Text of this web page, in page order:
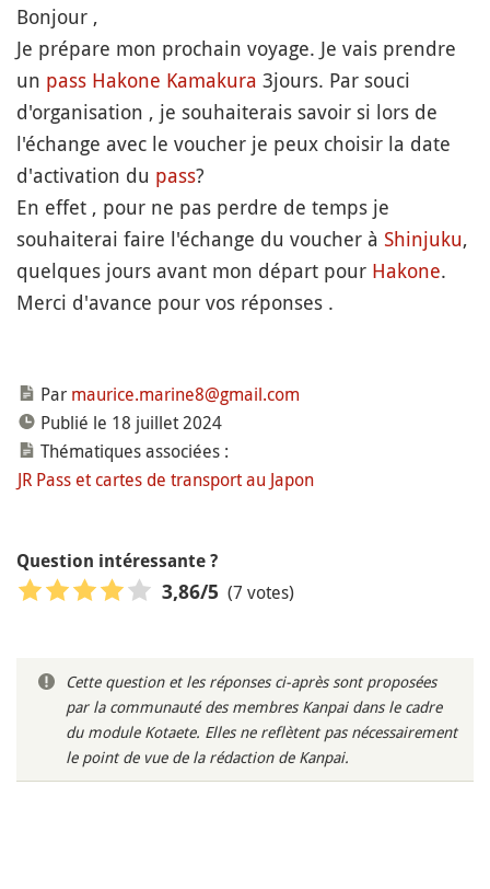
Bonjour ,
Je prépare mon prochain voyage. Je vais prendre
un pass Hakone Kamakura 3jours. Par souci
d'organisation , je souhaiterais savoir si lors de
l'échange avec le voucher je peux choisir la date
d'activation du pass?
En effet , pour ne pas perdre de temps je
souhaiterai faire l'échange du voucher à Shinjuku,
quelques jours avant mon départ pour Hakone.
Merci d'avance pour vos réponses .
Par maurice.marine8@gmail.com
Publié le 18 juillet 2024
Thématiques associées :
JR Pass et cartes de transport au Japon
Question intéressante ?
3,86/5 (7 votes)
Cette question et les réponses ci-après sont proposées
par la communauté des membres Kanpai dans le cadre
du module Kotaete. Elles ne reflètent pas nécessairement
le point de vue de la rédaction de Kanpai.